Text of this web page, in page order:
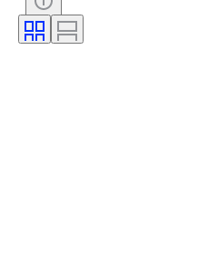
Era
Testado y funcionando